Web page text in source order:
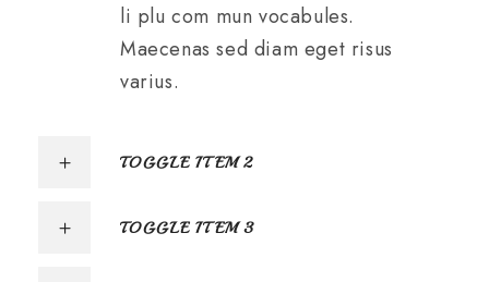
li plu com mun vocabules.
Maecenas sed diam eget risus
varius.
TOGGLE ITEM 2
TOGGLE ITEM 3